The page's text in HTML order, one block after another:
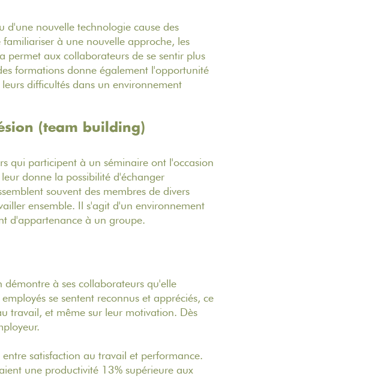
nouvelle technologie cause des
à une nouvelle approche, les
permet aux collaborateurs de se sentir plus
formations donne également l'opportunité
difficultés dans un environnement
(team building)
qui participent à un séminaire ont l'occasion
donne la possibilité d'échanger
souvent des membres de divers
ensemble. Il s'agit d'un environnement
d'appartenance à un groupe.
à ses collaborateurs qu'elle
se sentent reconnus et appréciés, ce
travail, et même sur leur motivation. Dès
satisfaction au travail et performance.
une productivité 13% supérieure aux